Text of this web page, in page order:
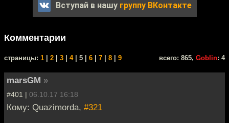
Вступай в нашу группу ВКонтакте
Комментарии
cтраницы: 1 2 3 4| 5 | 6 7 8 9 всего: 865, Goblin: 4
marsGM »
#401 | 06.10.17 16:18
Кому: Quazimorda, #321